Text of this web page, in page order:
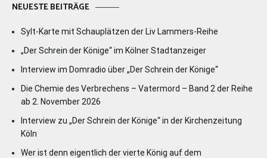
NEUESTE BEITRÄGE
Sylt-Karte mit Schauplätzen der Liv Lammers-Reihe
„Der Schrein der Könige“ im Kölner Stadtanzeiger
Interview im Domradio über „Der Schrein der Könige“
Die Chemie des Verbrechens – Vatermord – Band 2 der Reihe
ab 2. November 2026
Interview zu „Der Schrein der Könige“ in der Kirchenzeitung
Köln
Wer ist denn eigentlich der vierte König auf dem